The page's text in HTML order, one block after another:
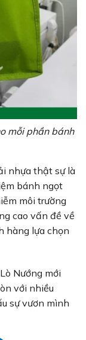
mỗi phần bánh
nhựa thật sự là
bánh ngọt
môi trường
cao vấn đề về
hàng lựa chọn
Nướng mới
với nhiều
sự vươn mình